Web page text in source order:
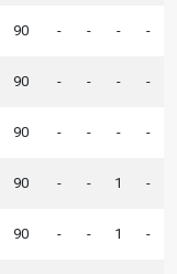
90 - - - -
90 - - - -
90 - - - -
90 - - 1 -
90 - - 1 -